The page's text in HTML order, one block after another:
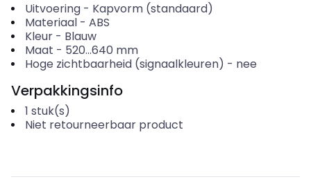
Uitvoering- Kapvorm (standaard)
Materiaal- ABS
Kleur- Blauw
Maat - 520...640 mm
Hoge zichtbaarheid (signaalkleuren) - nee
Verpakkingsinfo
1 stuk(s)
Niet retourneerbaar product